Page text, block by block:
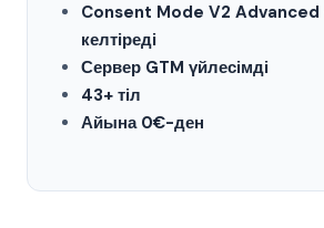
Consent Mode V2
келтіреді
Сервер GTM үйлесімді
43+ тіл
Айына 0€-ден